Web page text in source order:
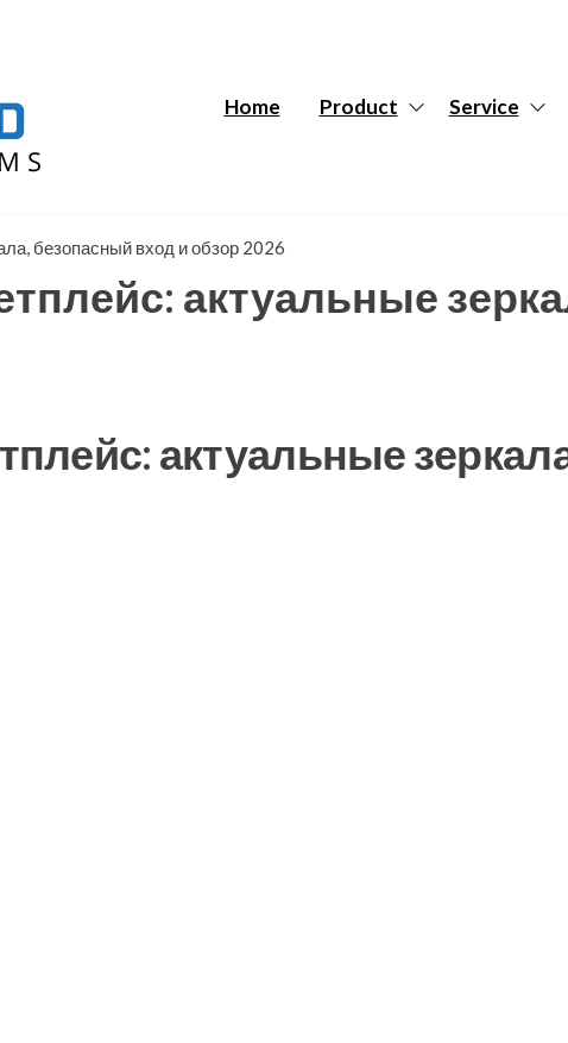
Systems
Home Product Service
безопасный вход и обзор 2026
актуальные
актуальные